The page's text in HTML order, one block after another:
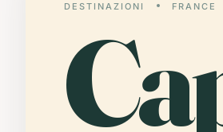
DESTINAZIONI FRANCE